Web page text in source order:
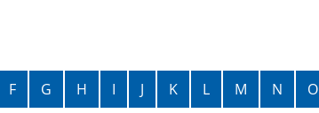
überspringen
F G H I J K L M N O